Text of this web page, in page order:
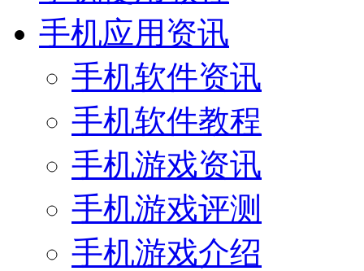
手机应用资讯
手机软件资讯
手机软件教程
手机游戏资讯
手机游戏评测
手机游戏介绍